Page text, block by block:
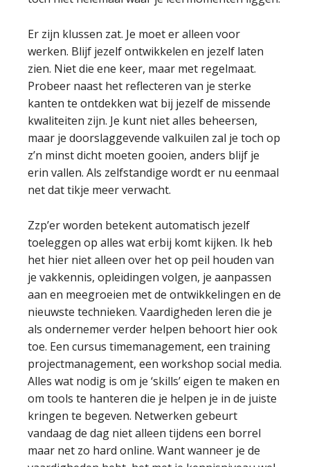
Er zijn klussen zat. Je moet er alleen voor
werken. Blijf jezelf ontwikkelen en jezelf laten
zien. Niet die ene keer, maar met regelmaat.
Probeer naast het reflecteren van je sterke
kanten te ontdekken wat bij jezelf de missende
kwaliteiten zijn. Je kunt niet alles beheersen,
maar je doorslaggevende valkuilen zal je toch op
z’n minst dicht moeten gooien, anders blijf je
erin vallen. Als zelfstandige wordt er nu eenmaal
net dat tikje meer verwacht.
Zzp’er worden betekent automatisch jezelf
toeleggen op alles wat erbij komt kijken. Ik heb
het hier niet alleen over het op peil houden van
je vakkennis, opleidingen volgen, je aanpassen
aan en meegroeien met de ontwikkelingen en de
nieuwste technieken. Vaardigheden leren die je
als ondernemer verder helpen behoort hier ook
toe. Een cursus timemanagement, een training
projectmanagement, een workshop social media.
Alles wat nodig is om je ‘skills’ eigen te maken en
om tools te hanteren die je helpen je in de juiste
kringen te begeven. Netwerken gebeurt
vandaag de dag niet alleen tijdens een borrel
maar net zo hard online. Want wanneer je de